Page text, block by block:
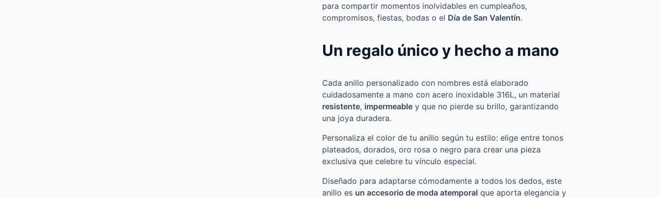
para compartir momentos inolvidables en cumpleaños,
compromisos, fiestas, bodas o el Día de San Valentín.
Un regalo único y hecho a mano
Cada anillo personalizado con nombres está elaborado
cuidadosamente a mano con acero inoxidable 316L, un material
resistente, impermeable y que no pierde su brillo, garantizando
una joya duradera.
Personaliza el color de tu anillo según tu estilo: elige entre tonos
plateados, dorados, oro rosa o negro para crear una pieza
exclusiva que celebre tu vínculo especial.
Diseñado para adaptarse cómodamente a todos los dedos, este
anillo es un accesorio de moda atemporal que aporta elegancia y